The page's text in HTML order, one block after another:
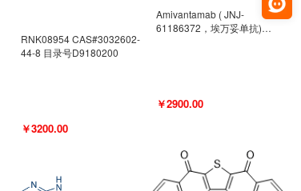
RNK08954 CAS#3032602-
44-8 目录号D9180200
￥3200.00
Amivantamab ( JNJ-
61186372，埃万妥单抗)
￥2900.00